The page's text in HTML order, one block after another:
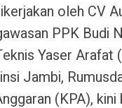
oleh CV
PPK Budi
Yaser Arafat
Jambi,
(KPA),